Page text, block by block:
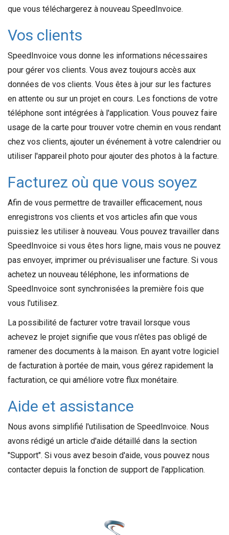
que vous téléchargerez à nouveau SpeedInvoice.
Vos clients
SpeedInvoice vous donne les informations nécessaires
pour gérer vos clients. Vous avez toujours accès aux
données de vos clients. Vous êtes à jour sur les factures
en attente ou sur un projet en cours. Les fonctions de votre
téléphone sont intégrées à l'application. Vous pouvez faire
usage de la carte pour trouver votre chemin en vous rendant
chez vos clients, ajouter un événement à votre calendrier ou
utiliser l'appareil photo pour ajouter des photos à la facture.
Facturez où que vous soyez
Afin de vous permettre de travailler efficacement, nous
enregistrons vos clients et vos articles afin que vous
puissiez les utiliser à nouveau. Vous pouvez travailler dans
SpeedInvoice si vous êtes hors ligne, mais vous ne pouvez
pas envoyer, imprimer ou prévisualiser une facture. Si vous
achetez un nouveau téléphone, les informations de
SpeedInvoice sont synchronisées la première fois que
vous l'utilisez.
La possibilité de facturer votre travail lorsque vous
achevez le projet signifie que vous n'êtes pas obligé de
ramener des documents à la maison. En ayant votre logiciel
de facturation à portée de main, vous gérez rapidement la
facturation, ce qui améliore votre flux monétaire.
Aide et assistance
Nous avons simplifié l'utilisation de SpeedInvoice. Nous
avons rédigé un article d'aide détaillé dans la section
"Support". Si vous avez besoin d'aide, vous pouvez nous
contacter depuis la fonction de support de l'application.